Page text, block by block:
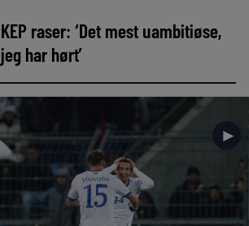
KEP raser: ‘Det mest uambitiøse,
jeg har hørt’
►